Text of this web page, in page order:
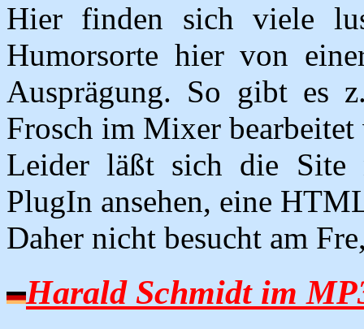
Hier finden sich viele
Humorsorte hier von
Ausprägung. So gibt es
Frosch im Mixer
Leider läßt sich die Site
PlugIn ansehen, eine
Daher nicht besucht am
Harald Schmidt im